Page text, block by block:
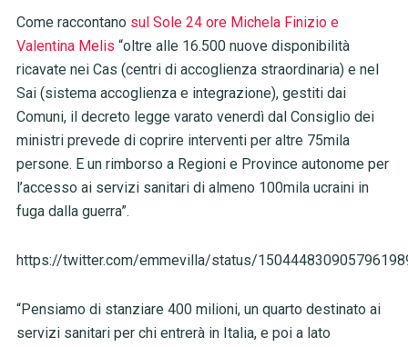
Come raccontano sul Sole 24 ore Michela Finizio e
Valentina Melis “oltre alle 16.500 nuove disponibilità
ricavate nei Cas (centri di accoglienza straordinaria) e nel
Sai (sistema accoglienza e integrazione), gestiti dai
Comuni, il decreto legge varato venerdì dal Consiglio dei
ministri prevede di coprire interventi per altre 75mila
persone. E un rimborso a Regioni e Province autonome per
l’accesso ai servizi sanitari di almeno 100mila ucraini in
fuga dalla guerra”.
https://twitter.com/emmevilla/status/
“Pensiamo di stanziare 400 milioni, un quarto destinato ai
servizi sanitari per chi entrerà in Italia, e poi a lato